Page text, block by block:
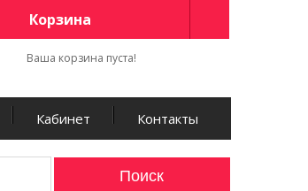
Корзина
Ваша корзина пуста!
Кабинет Контакты